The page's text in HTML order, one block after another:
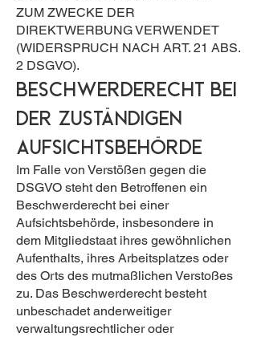
ZUM ZWECKE DER
DIREKTWERBUNG VERWENDET
(WIDERSPRUCH NACH ART. 21 ABS.
2 DSGVO).
Beschwerde­recht bei
der zuständigen
Aufsichts­behörde
Im Falle von Verstößen gegen die
DSGVO steht den Betroffenen ein
Beschwerderecht bei einer
Aufsichtsbehörde, insbesondere in
dem Mitgliedstaat ihres gewöhnlichen
Aufenthalts, ihres Arbeitsplatzes oder
des Orts des mutmaßlichen Verstoßes
zu. Das Beschwerderecht besteht
unbeschadet anderweitiger
verwaltungsrechtlicher oder